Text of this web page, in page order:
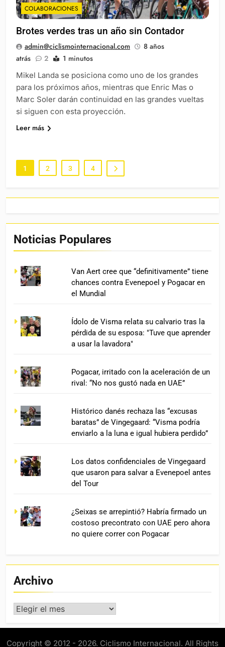
COLABORACIONES
Brotes verdes tras un año sin Contador
admin@ciclismointernacional.com
8 años
atrás
2 1 minutos
Mikel Landa se posiciona como uno de los grandes
para los próximos años, mientras que Enric Mas o
Marc Soler darán continuidad en las grandes vueltas
si siguen con esta proyección.
Leer más
1 2 3 4
Noticias Populares
Van Aert cree que “definitivamente” tiene
chances contra Evenepoel y Pogacar en
el Mundial
Ídolo de Visma relata su calvario tras la
pérdida de su esposa: "Tuve que aprender
a usar la lavadora"
Pogacar, irritado con la aceleración de un
rival: “No nos gustó nada en UAE”
Histórico danés rechaza las “excusas
baratas” de Vingegaard: “Visma podría
enviarlo a la luna e igual hubiera perdido”
Los datos confidenciales de Vingegaard
que usaron para salvar a Evenepoel antes
del Tour
¿Seixas se arrepintió? Habría firmado un
costoso precontrato con UAE pero ahora
no quiere correr con Pogacar
Archivo
Archivo
Copyright © 2012 - 2026. Ciclismo Internacional. All Rights